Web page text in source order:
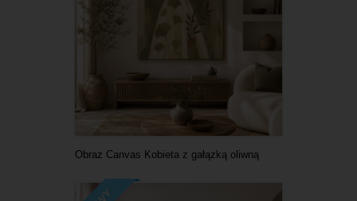
Obraz Canvas Kobieta z gałązką oliwną